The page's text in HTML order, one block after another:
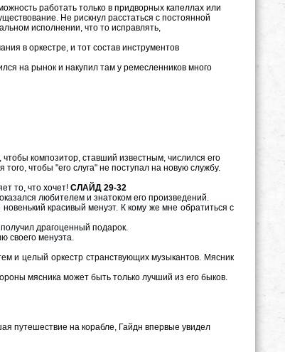
работать только в придворных капеллах или
Не рискнул расстаться с постоянной
исполнении, что то исправлять,
в оркестре, и тот состав инструментов
на рынок и накупил там у ремесленников много
композитор, ставший известным, числился его
чтобы "его слуга" не поступал на новую службу.
то, что хочет! СЛАЙД 29-32
любителем и знатоком его произведений.
красивый менуэт. К кому же мне обратиться с
драгоценный подарок.
своего менуэта.
и целый оркестр странствующих музыкантов. Мясник
мясника может быть только лучший из его быков.
на корабле, Гайдн впервые увидел